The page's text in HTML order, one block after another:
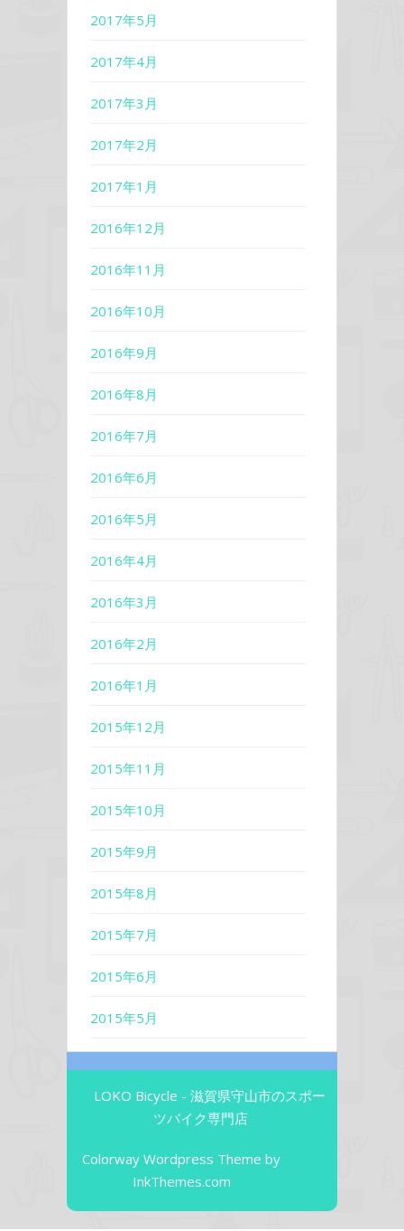
2017年5月
2017年4月
2017年3月
2017年2月
2017年1月
2016年12月
2016年11月
2016年10月
2016年9月
2016年8月
2016年7月
2016年6月
2016年5月
2016年4月
2016年3月
2016年2月
2016年1月
2015年12月
2015年11月
2015年10月
2015年9月
2015年8月
2015年7月
2015年6月
2015年5月
LOKO Bicycle - 滋賀県守山市のスポー
ツバイク専門店
Colorway Wordpress Theme by
InkThemes.com